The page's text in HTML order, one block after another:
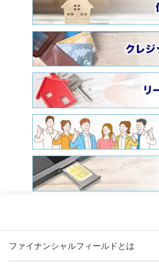
ファイナンシャルフィールドとは